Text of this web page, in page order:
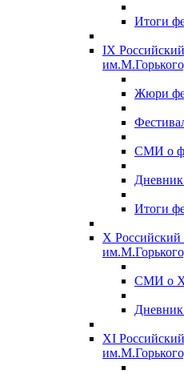
Итоги
IX
Жюри
СМИ о
Дневник
Итоги
X Российский
СМИ о X
XI